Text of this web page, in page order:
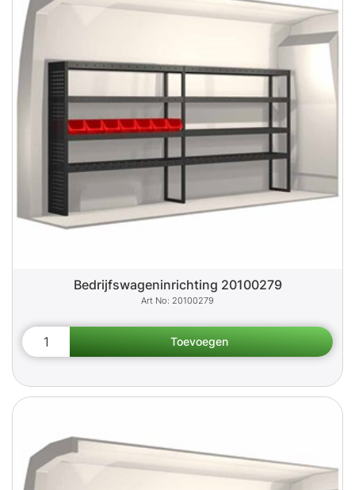
Bedrijfswageninrichting 20100279
20100279